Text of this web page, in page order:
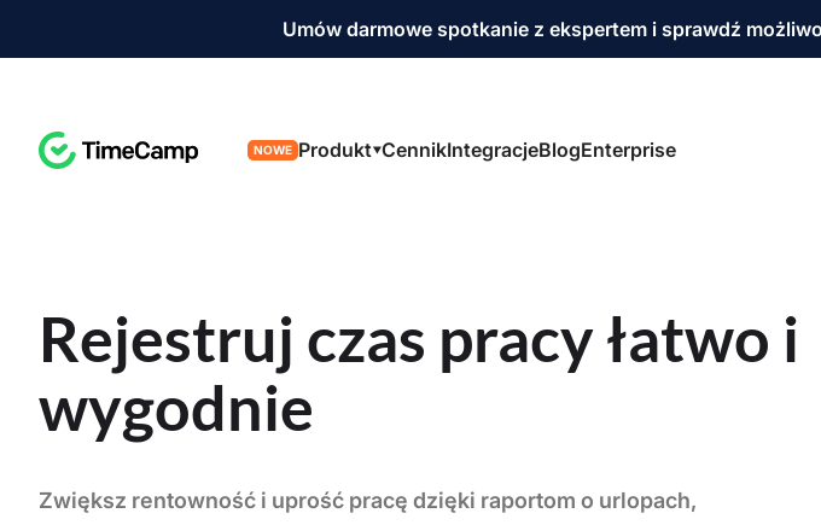
Umów darmowe spotkanie z ekspertem i sprawdź
NOWE Produkt CennikIntegracjeBlogEnterprise
Rejestruj czas pracy łatwo i
wygodnie
Zwiększ rentowność i uprość pracę dzięki raportom o urlopach,